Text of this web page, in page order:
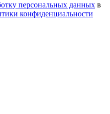
персональных данных в
конфиденциальности